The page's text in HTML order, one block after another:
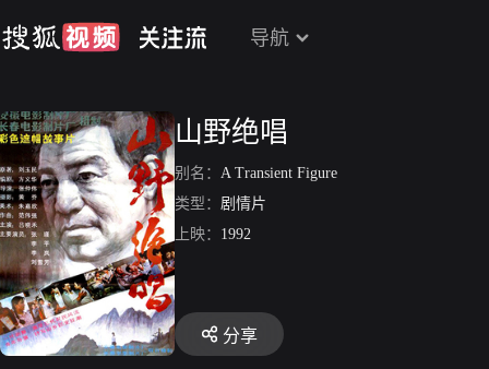
导航
山野绝唱
别名： A Transient Figure
类型： 剧情片
上映： 1992
分享